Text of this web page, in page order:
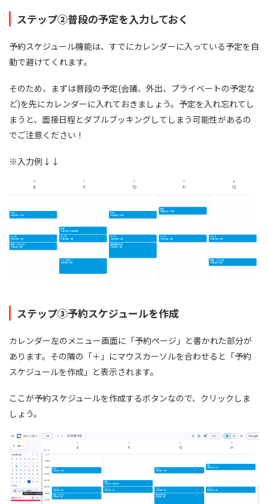
ステップ②普段の予定を入力しておく
予約スケジュール機能は、すでにカレンダーに入っている予定を自
動で避けてくれます。
そのため、まずは普段の予定(会議、外出、プライベートの予定な
ど)を先にカレンダーに入れておきましょう。予定を入れ忘れてし
まうと、面接日程とダブルブッキングしてしまう可能性があるの
でご注意ください！
※入力例↓↓
ステップ③予約スケジュールを作成
カレンダー左のメニュー画面に「予約ページ」と書かれた部分が
あります。その隣の「＋」にマウスカーソルを合わせると「予約
スケジュールを作成」と表示されます。
ここが予約スケジュールを作成するボタンなので、クリックしま
しょう。